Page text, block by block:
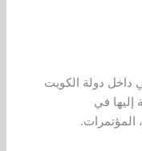
داخل دولة الكويت
إليها في
المؤتمرات.